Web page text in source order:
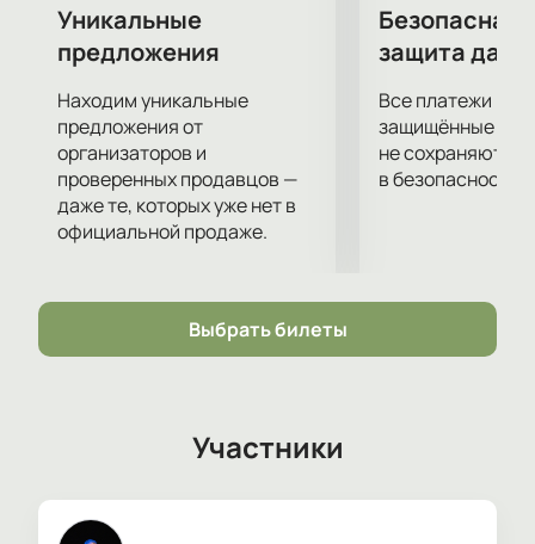
выпавшие на их долю по воле автора.
Не упустите возможность провести этот вечер в
компании героев спектакля Город!
Уникальные
предложения
Находим уникальные
предложения от
организаторов и
проверенных продавцов —
даже те, которых уже нет в
официальной продаже.
Безопасная
защита
Все платежи
защищённые
не сохраняются
в безопасности.
Выбрать билеты
Участники